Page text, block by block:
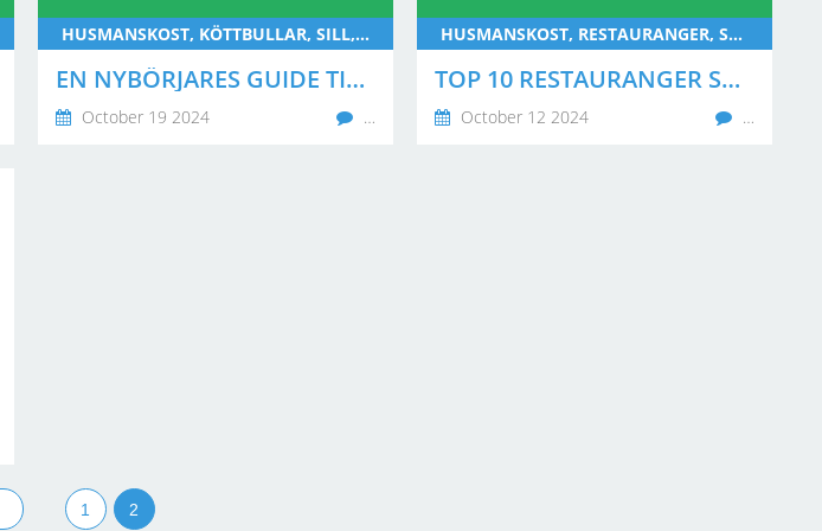
HUSMANSKOST, KÖTTBULLAR, SILL, PYTTIPANNA
EN NYBÖRJARES GUIDE TILL HUSMANSKOST: VAD DU BÖR PRÖVA I STOCKHOLM
October 19 2024 …
HUSMANSKOST, RESTAURANGER, STOCKHOLM
TOP 10 RESTAURANGER SOM SERVERAR ÄKTA HUSMANSKOST I STOCKHOLM
October 12 2024 …
1 2